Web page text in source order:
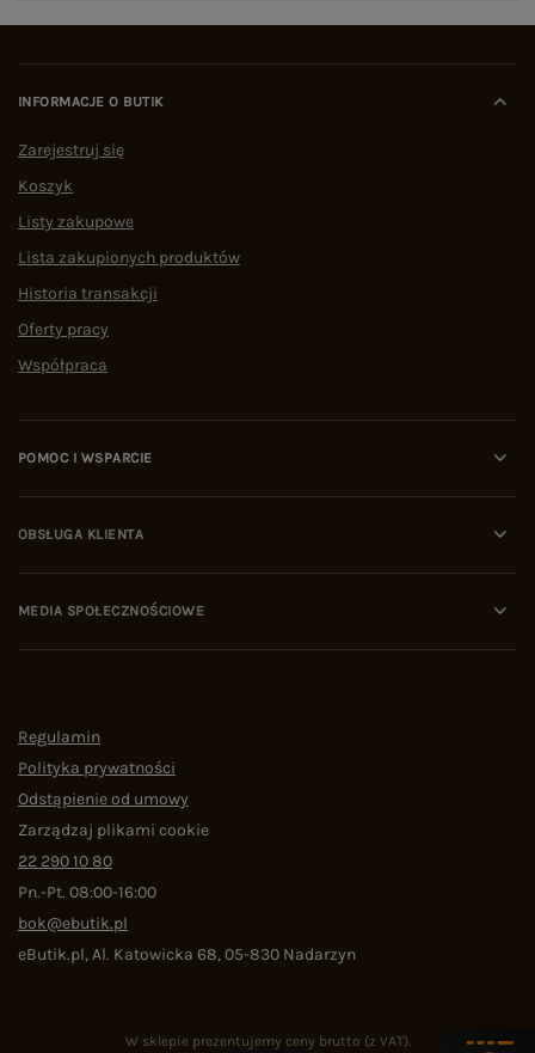
INFORMACJE O BUTIK
Zarejestruj się
Koszyk
Listy zakupowe
Lista zakupionych produktów
Historia transakcji
Oferty pracy
Współpraca
POMOC I WSPARCIE
OBSŁUGA KLIENTA
MEDIA SPOŁECZNOŚCIOWE
Regulamin
Polityka prywatności
Odstąpienie od umowy
Zarządzaj plikami cookie
22 290 10 80
Pn.-Pt. 08:00-16:00
bok@ebutik.pl
eButik.pl,Al. Katowicka 68,05-830 Nadarzyn
W sklepie prezentujemy ceny brutto (z VAT).